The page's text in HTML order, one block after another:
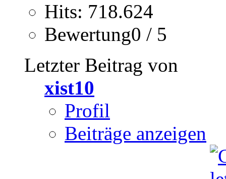
Hits: 718.624
Bewertung0 / 5
Letzter Beitrag von
xist10
Profil
Beiträge anzeigen